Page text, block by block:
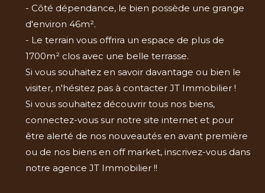
- Côté dépendance, le bien possède une grange
d'environ 46m².
- Le terrain vous offrira un espace de plus de
1700m² clos avec une belle terrasse.
Si vous souhaitez en savoir davantage ou bien le
visiter, n'hésitez pas à contacter JT Immobilier !
Si vous souhaitez découvrir tous nos biens,
connectez-vous sur notre site internet et pour
être alerté de nos nouveautés en avant première
ou de nos biens en off market, inscrivez-vous dans
notre agence JT Immobilier !!